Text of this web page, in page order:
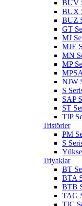
BUV
BUX
BUZ
GT
MJ
MJE
MN
MP
NJW
S
SAP
ST
TIP
Tristörler
PM
S
Triyaklar
BT
BTA
BTB
TAG
TIC